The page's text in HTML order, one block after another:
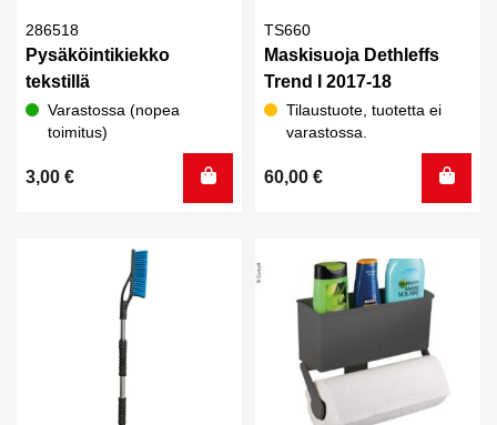
286518
Pysäköintikiekko
tekstillä
Varastossa (nopea
toimitus)
3,00 €
TS660
Maskisuoja Dethleffs
Trend I 2017-18
Tilaustuote, tuotetta ei
varastossa.
60,00 €